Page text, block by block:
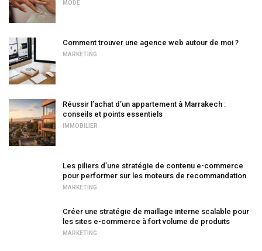
MODE
Comment trouver une agence web autour de moi ?
MARKETING
Réussir l’achat d’un appartement à Marrakech :
conseils et points essentiels
IMMOBILIER
Les piliers d’une stratégie de contenu e-commerce
pour performer sur les moteurs de recommandation
MARKETING
Créer une stratégie de maillage interne scalable pour
les sites e-commerce à fort volume de produits
MARKETING